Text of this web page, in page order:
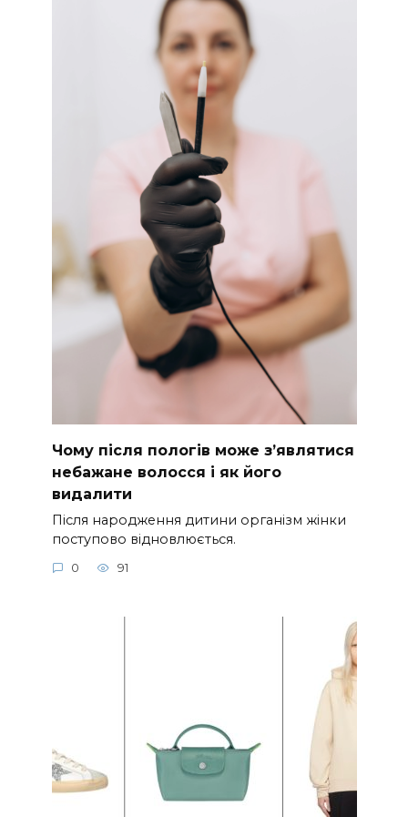
Чому після пологів може з’являтися
небажане волосся і як його
видалити
Після народження дитини організм жінки
поступово відновлюється.
0 91